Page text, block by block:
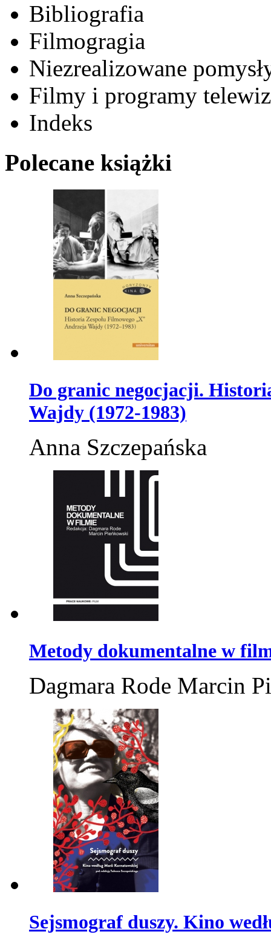
Bibliografia
Filmogragia
Niezrealizowane
Filmy i programy
Indeks
Polecane książki
Do granic negocjacji.
Wajdy (1972-1983)
Anna Szczepańska
Metody dokumentalne w
Dagmara Rode Marcin
Sejsmograf duszy. Kino